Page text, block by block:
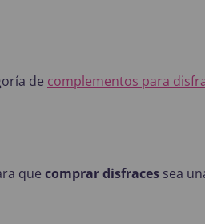
de complementos para
que comprar disfraces sea